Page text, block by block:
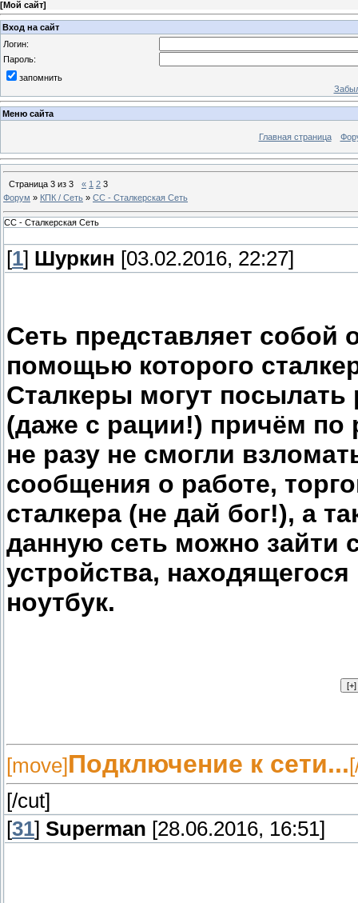
[Мой сайт]
Вход на сайт
Логин:
Пароль:
запомнить
Меню сайта
Главная страница
Страница 3 из 3 « 1 2 3
Форум » КПК / Сеть » СС - Сталкерская Сеть
СС - Сталкерская Сеть
[1] Шуркин [03.02.2016, 22:27]
Сеть представляет собой
помощью которого
Сталкеры могут посылать
(даже с рации!) причём
не разу не смогли
сообщения о работе,
сталкера (не дай бог!), а
данную сеть можно зайти
устройства,
ноутбук.
[move]Подключение к сети...
[/cut]
[31] Superman [28.06.2016, 16:51]